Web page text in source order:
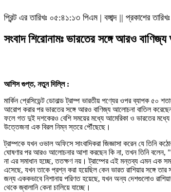
প্রিন্ট এর তারিখঃ ০৫:৪১:১৩ পিএম| বঙ্গাব্দ || প্রকাশের
সংবাদ শিরোনামঃ ভারতের সঙ্গে আরও
আশিস গুপ্ত, নতুন দিল্লি :
মার্কিন প্রেসিডেন্ট ডোনাল্ড ট্রাম্প ভারতীয় পণ্যের ওপর ব্যাপক ৫০
আরোপ করার পর ভারতের সঙ্গে আরও বাণিজ্য আলোচনা বাতিল
ফলে গত দুই দশকেরও বেশি সময়ের মধ্যে আমেরিকা ও ভারতের মধ্যে
উত্তেজনা এক বিরল নিম্ন স্তরে পৌঁছেছে।
ট্রাম্পকে যখন ওভাল অফিসে সাংবাদিকরা জিজ্ঞাসা করেন যে তিনি
ঘোষণার পর আরও আলোচনার আশা করছেন কি না, তখন তিনি বলেন,
না এর সমাধান হচ্ছে, ততক্ষণ নয়। ট্রাম্পের এই মন্তব্য এমন এক
এসেছে, যখন তাকে প্রশ্ন করা হয়েছিল কেন ভারত রাশিয়ার সঙ্গে তার
জন্য এককভাবে নিশানায় পরিণত হয়েছে, যখন অন্য দেশগুলোও
থেকে জ্বালানি কেনা চালিয়ে যাচ্ছে।